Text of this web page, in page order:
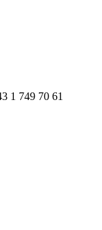
1 749 70 61